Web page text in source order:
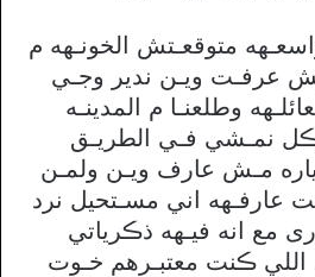
متوقعـتش الخونـهه م
عرفـت ويـن ندير وجـي
وطلعنـا م المدينـه
بڪل نمـشي فـي الطريـق
مـش عارف ويـن ولمـن
عارفـهه اني مسـتحيل نرد
مع انه فيـهه ذڪرياتي
اللي ڪنت معتبـرهم خـوت